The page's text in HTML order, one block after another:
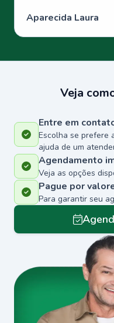
Aparecida Laura
Veja
Entre em
Escolha se prefere
ajuda de um
Agendamento
Veja as opções
Pague por
Para garantir seu